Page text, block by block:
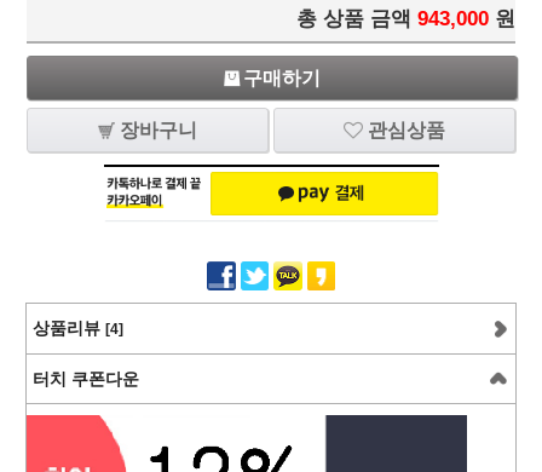
총 상품 금액 943,000 원
구매하기
장바구니 관심상품
상품리뷰 [4]
터치 쿠폰다운